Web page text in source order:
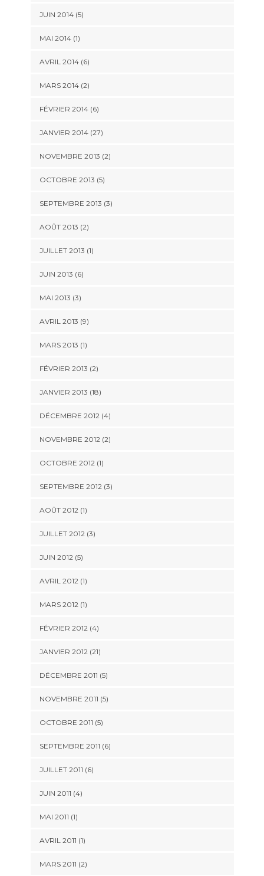
JUIN 2014 (5)
MAI 2014 (1)
AVRIL 2014 (6)
MARS 2014 (2)
FÉVRIER 2014 (6)
JANVIER 2014 (27)
NOVEMBRE 2013 (2)
OCTOBRE 2013 (5)
SEPTEMBRE 2013 (3)
AOÛT 2013 (2)
JUILLET 2013 (1)
JUIN 2013 (6)
MAI 2013 (3)
AVRIL 2013 (9)
MARS 2013 (1)
FÉVRIER 2013 (2)
JANVIER 2013 (18)
DÉCEMBRE 2012 (4)
NOVEMBRE 2012 (2)
OCTOBRE 2012 (1)
SEPTEMBRE 2012 (3)
AOÛT 2012 (1)
JUILLET 2012 (3)
JUIN 2012 (5)
AVRIL 2012 (1)
MARS 2012 (1)
FÉVRIER 2012 (4)
JANVIER 2012 (21)
DÉCEMBRE 2011 (5)
NOVEMBRE 2011 (5)
OCTOBRE 2011 (5)
SEPTEMBRE 2011 (6)
JUILLET 2011 (6)
JUIN 2011 (4)
MAI 2011 (1)
AVRIL 2011 (1)
MARS 2011 (2)